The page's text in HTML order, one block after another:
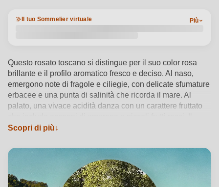
Il tuo Sommelier virtuale Più
Questo rosato toscano si distingue per il suo color rosa
brillante e il profilo aromatico fresco e deciso. Al naso,
emergono note di fragole e ciliegie, con delicate sfumature
erbacee e una punta di salinità che ricorda il mare. Al
palato, una vivace acidità danza con un carattere fruttato
finale è fresco, leggermente pungente e persistente,
leggeri o aperitivi.
Scopri di più